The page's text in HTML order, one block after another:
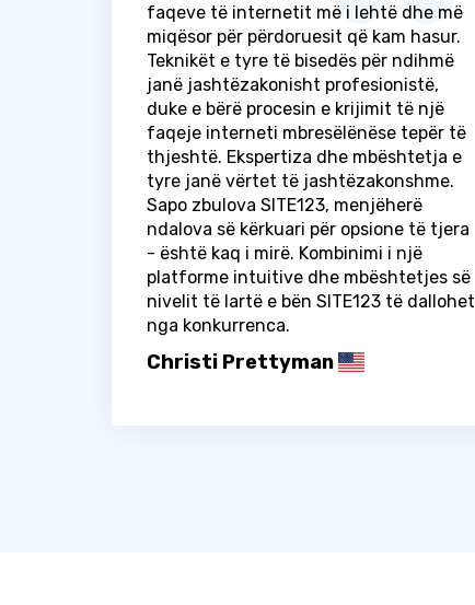
faqeve të internetit më i lehtë dhe më
miqësor për përdoruesit që kam hasur.
Teknikët e tyre të bisedës për ndihmë
janë jashtëzakonisht profesionistë,
duke e bërë procesin e krijimit të një
faqeje interneti mbresëlënëse tepër të
thjeshtë. Ekspertiza dhe mbështetja e
tyre janë vërtet të jashtëzakonshme.
Sapo zbulova SITE123, menjëherë
ndalova së kërkuari për opsione të tjera
- është kaq i mirë. Kombinimi i një
platforme intuitive dhe mbështetjes së
nivelit të lartë e bën SITE123 të dallohet
nga konkurrenca.
Christi Prettyman